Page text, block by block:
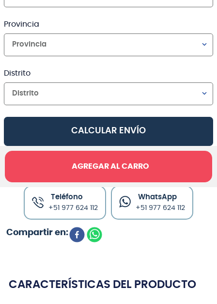
Provincia
Provincia
Distrito
Distrito
CALCULAR ENVÍO
AGREGAR AL CARRO
Canales de venta y asesoría
Teléfono
+51 977 624 112
WhatsApp
+51 977 624 112
CARACTERÍSTICAS DEL PRODUCTO